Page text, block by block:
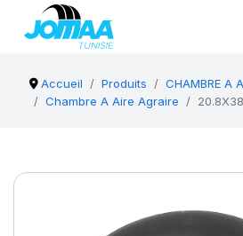
Accueil Produits
CHAMBRE A
Chambre A Aire Agraire